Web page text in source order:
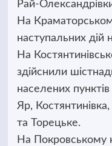
Рай-
На
наступальних дій
На
здійснили
населених пунктів
Яр,
та Торецьке.
На Покровському